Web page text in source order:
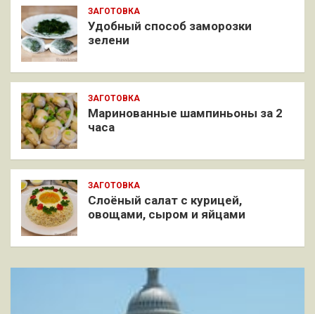
ЗАГОТОВКА
Удобный способ заморозки
зелени
ЗАГОТОВКА
Маринованные шампиньоны за 2
часа
ЗАГОТОВКА
Слоёный салат с курицей,
овощами, сыром и яйцами